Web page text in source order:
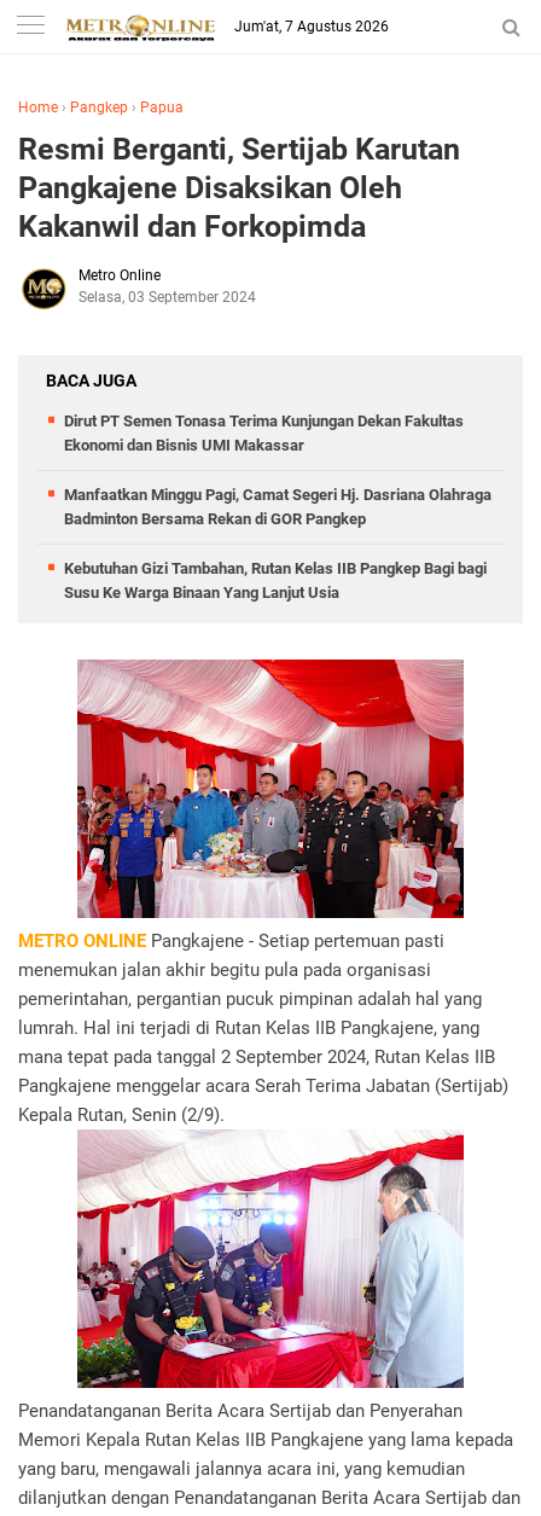
Jum'at, 7 Agustus 2026
Home › Pangkep › Papua
Resmi Berganti, Sertijab Karutan
Pangkajene Disaksikan Oleh
Kakanwil dan Forkopimda
Metro Online
Selasa, 03 September 2024
BACA JUGA
Dirut PT Semen Tonasa Terima Kunjungan Dekan Fakultas
Ekonomi dan Bisnis UMI Makassar
Manfaatkan Minggu Pagi, Camat Segeri Hj. Dasriana Olahraga
Badminton Bersama Rekan di GOR Pangkep
Kebutuhan Gizi Tambahan, Rutan Kelas IIB Pangkep Bagi bagi
Susu Ke Warga Binaan Yang Lanjut Usia
METRO ONLINEPangkajene - Setiap pertemuan pasti
menemukan jalan akhir begitu pula pada organisasi
pemerintahan, pergantian pucuk pimpinan adalah hal yang
lumrah. Hal ini terjadi di Rutan Kelas IIB Pangkajene, yang
mana tepat pada tanggal 2 September 2024, Rutan Kelas IIB
Pangkajene menggelar acara Serah Terima Jabatan (Sertijab)
Kepala Rutan, Senin (2/9).
Penandatanganan Berita Acara Sertijab dan Penyerahan
Memori Kepala Rutan Kelas IIB Pangkajene yang lama kepada
yang baru, mengawali jalannya acara ini, yang kemudian
dilanjutkan dengan Penandatanganan Berita Acara Sertijab dan